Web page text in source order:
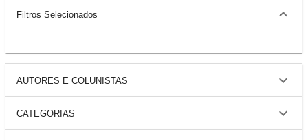
Filtros Selecionados
AUTORES E COLUNISTAS
CATEGORIAS